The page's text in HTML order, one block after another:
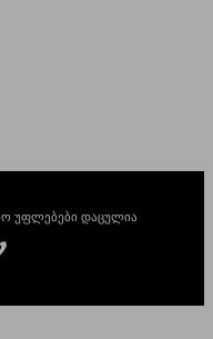
უფლებები დაცულია